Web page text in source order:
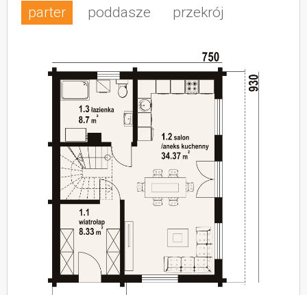
parter poddasze przekrój